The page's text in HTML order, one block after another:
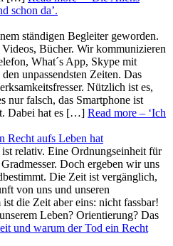
schon da’.
ständigen Begleiter geworden.
Bücher. Wir kommunizieren
What´s App, Skype mit
unpassendsten Zeiten. Das
Nützlich ist es,
nur falsch, das Smartphone ist
Dabei hat es […] Read more – ‘Ich
Recht aufs Leben hat
relativ. Eine Ordnungseinheit für
Doch ergeben wir uns
Die Zeit ist vergänglich,
von uns und unseren
die Zeit aber eins: nicht fassbar!
Leben? Orientierung? Das
und warum der Tod ein Recht